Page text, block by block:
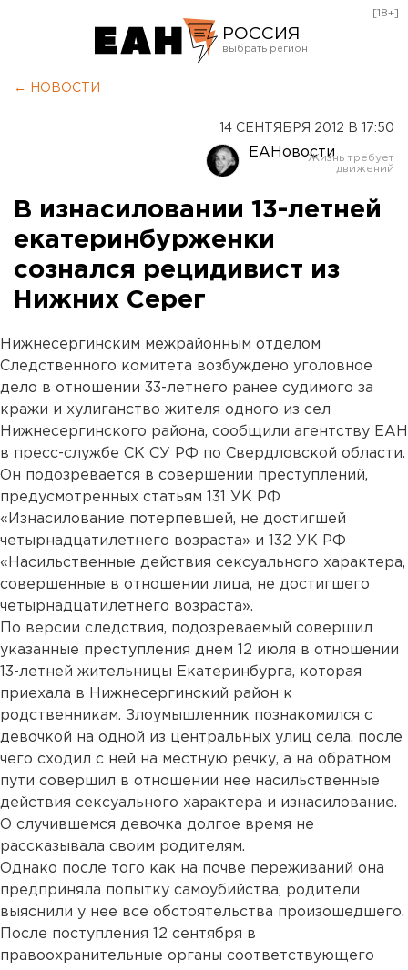
РОССИЯ
Оренбург
[18+]
← НОВОСТИ
14 СЕНТЯБРЯ 2012 В 17:50
ЕАНовости
В изнасиловании 13-летней
екатеринбурженки
сознался рецидивист из
Нижних Серег
Нижнесергинским межрайонным отделом
Следственного комитета возбуждено уголовное
дело в отношении 33-летнего ранее судимого за
кражи и хулиганство жителя одного из сел
Нижнесергинского района, сообщили агентству ЕАН
в пресс-службе СК СУ РФ по Свердловской области.
Он подозревается в совершении преступлений,
предусмотренных статьям 131 УК РФ
«Изнасилование потерпевшей, не достигшей
четырнадцатилетнего возраста» и 132 УК РФ
«Насильственные действия сексуального характера,
совершенные в отношении лица, не достигшего
четырнадцатилетнего возраста».
По версии следствия, подозреваемый совершил
указанные преступления днем 12 июля в отношении
13-летней жительницы Екатеринбурга, которая
приехала в Нижнесергинский район к
родственникам. Злоумышленник познакомился с
девочкой на одной из центральных улиц села, после
чего сходил с ней на местную речку, а на обратном
пути совершил в отношении нее насильственные
действия сексуального характера и изнасилование.
О случившемся девочка долгое время не
рассказывала своим родителям.
Однако после того как на почве переживаний она
предприняла попытку самоубийства, родители
выяснили у нее все обстоятельства произошедшего.
После поступления 12 сентября в
правоохранительные органы соответствующего